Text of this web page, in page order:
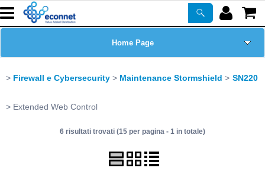
Home Page
Corsi
ASSISTENZA
Firewall e Cybersecurity Maintenance Stormshield SN220
Extended Web Control
6 risultati trovati (15 per pagina - 1 in totale)